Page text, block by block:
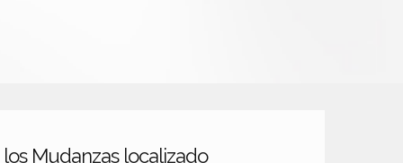
Mudanzas localizado